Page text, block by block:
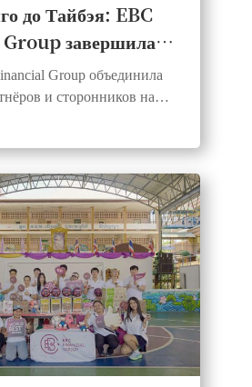
до Тайбэя: EBC
завершила
совместного
2026 года
Group объединила
и сторонников на
трёх континентах